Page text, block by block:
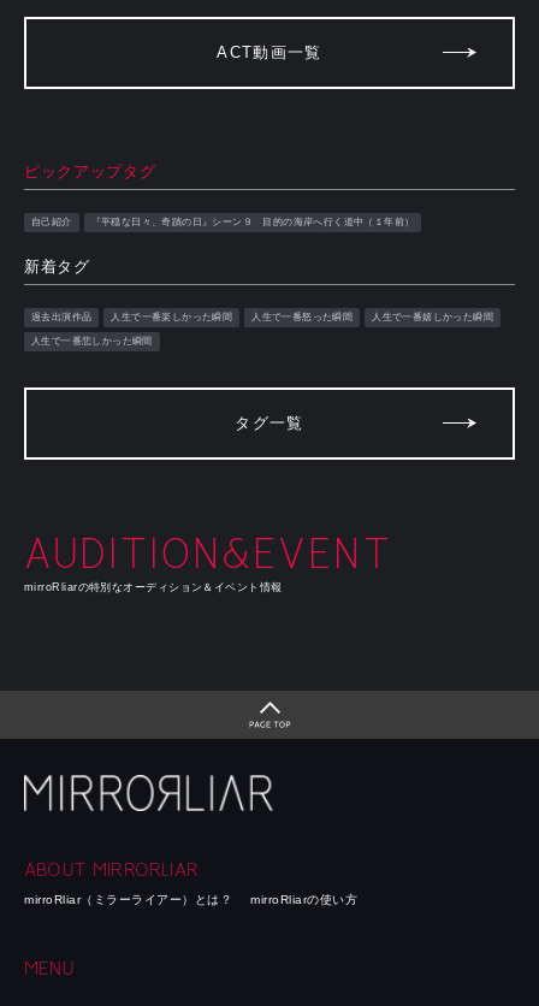
ACT動画一覧
ピックアップタグ
自己紹介 『平穏な日々、奇蹟の日』シーン９ 目的の海岸へ行く道中（１年前）
新着タグ
過去出演作品 人生で一番楽しかった瞬間 人生で一番怒った瞬間 人生で一番嬉しかった瞬間
人生で一番悲しかった瞬間
タグ一覧
AUDITION&EVENT
mirroRliarの特別なオーディション＆イベント情報
ABOUT MIRRORLIAR
mirroRliar（ミラーライアー）とは？ mirroRliarの使い方
MENU